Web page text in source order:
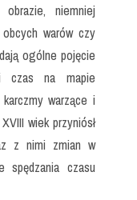
niemniej
warów czy
ogólne pojęcie
czas na mapie
warzące i
wiek przyniósł
z nimi zmian w
spędzania czasu